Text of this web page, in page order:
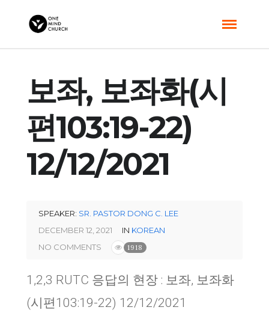
보좌, 보좌화(시
편103:19-22)
12/12/2021
SPEAKER: SR. PASTOR DONG C. LEE
DECEMBER 12, 2021
IN KOREAN
NO COMMENTS
1918
1,2,3 RUTC 응답의 현장 : 보좌, 보좌화
(시편103:19-22) 12/12/2021